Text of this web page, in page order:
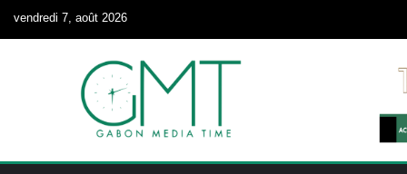
vendredi 7, août 2026